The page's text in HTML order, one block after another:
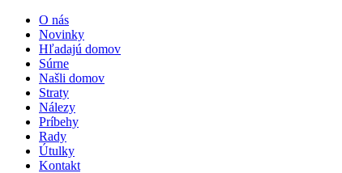
O nás
Novinky
Hľadajú domov
Súrne
Našli domov
Straty
Nálezy
Príbehy
Rady
Útulky
Kontakt